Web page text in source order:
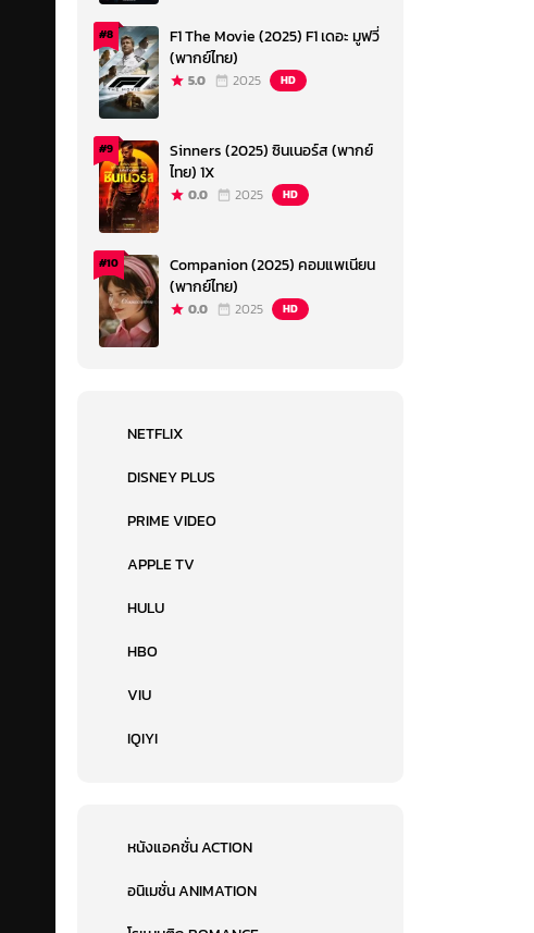
#8
F1 The Movie (2025) F1 เดอะ มูฟวี่
(พากย์ไทย)
5.0 2025 HD
#9
Sinners (2025) ซินเนอร์ส (พากย์
ไทย) 1X
0.0 2025 HD
#10
Companion (2025) คอมแพเนียน
(พากย์ไทย)
0.0 2025 HD
NETFLIX
DISNEY PLUS
PRIME VIDEO
APPLE TV
HULU
HBO
VIU
IQIYI
หนังแอคชั่น ACTION
อนิเมชั่น ANIMATION